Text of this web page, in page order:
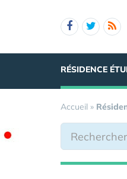
RÉSIDENCE
Accueil »